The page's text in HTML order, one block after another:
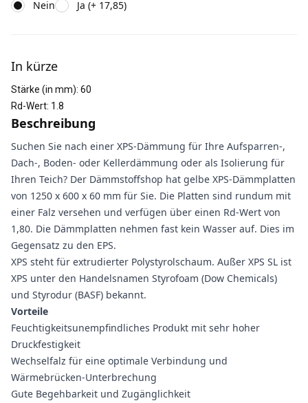
Nein Ja (+ 17,85)
In kürze
Stärke (in mm): 60
Rd-Wert: 1.8
Beschreibung
Suchen Sie nach einer XPS-Dämmung für Ihre Aufsparren-,
Dach-, Boden- oder Kellerdämmung oder als Isolierung für
Ihren Teich? Der Dämmstoffshop hat gelbe XPS-Dämmplatten
von 1250 x 600 x 60 mm für Sie. Die Platten sind rundum mit
einer Falz versehen und verfügen über einen Rd-Wert von
1,80. Die Dämmplatten nehmen fast kein Wasser auf. Dies im
Gegensatz zu den EPS.
XPS steht für extrudierter Polystyrolschaum. Außer XPS SL ist
XPS unter den Handelsnamen Styrofoam (Dow Chemicals)
und Styrodur (BASF) bekannt.
Vorteile
Feuchtigkeitsunempfindliches Produkt mit sehr hoher
Druckfestigkeit
Wechselfalz für eine optimale Verbindung und
Wärmebrücken-Unterbrechung
Gute Begehbarkeit und Zugänglichkeit